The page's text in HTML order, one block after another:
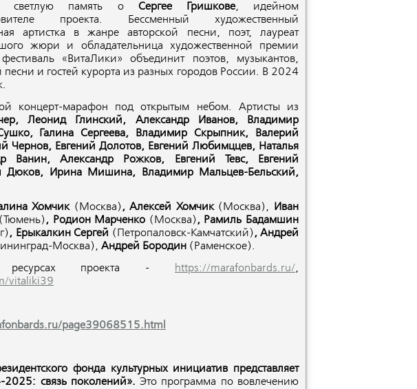
светлую память о Сергее Гришкове, идейном
проекта. Бессменный художественный
артистка в жанре авторской песни, поэт, лауреат
жюри и обладательница художественной премии
«ВитаЛики» объединит поэтов, музыкантов,
и гостей курорта из разных городов России. В 2024
концерт-марафон под открытым небом. Артисты из
Леонид Глинский, Александр Иванов, Владимир
Галина Сергеева, Владимир Скрыпник, Валерий
Чернов, Евгений Долотов, Евгений Любимццев, Наталья
Ванин, Александр Рожков, Евгений Тевс, Евгений
Ирина Мишина, Владимир Мальцев-Бельский,
Хомчик (Москва), Алексей Хомчик (Москва), Иван
(Тюмень), Родион Марченко (Москва), Рамиль Бадамшин
, Ерыкалкин Сергей (Петропаловск-Камчатский), Андрей
Москва), Андрей Бородин (Раменское).
ресурсах проекта -
https://marafonbards.ru/,
vitaliki39
page39068515.html
фонда культурных инициатив представляет
2025: связь поколений».Это программа по вовлечению